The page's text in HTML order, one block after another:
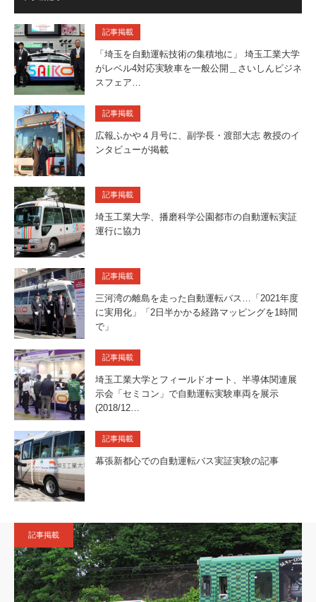
記事掲載
「埼玉を自動運転技術の集積地に」 埼玉工業大学
がレベル4対応実験車を一般公開＿さいしんビジネ
スフェア…
記事掲載
広報ふかや４月号に、副学長・渡部大志 教授のイ
ンタビューが掲載
記事掲載
埼玉工業大学、播磨科学公園都市の自動運転実証
運行に協力
記事掲載
三河湾の離島を走った自動運転バス…「2021年度
に実用化」「2日半かかる経路マッピングを1時間
で」
記事掲載
埼玉工業大学とフィールドオート、半導体関連展
示会「セミコン」で自動運転実験車両を展示
(2018/12…
記事掲載
幕張新都心での自動運転バス実証実験の記事
記事掲載